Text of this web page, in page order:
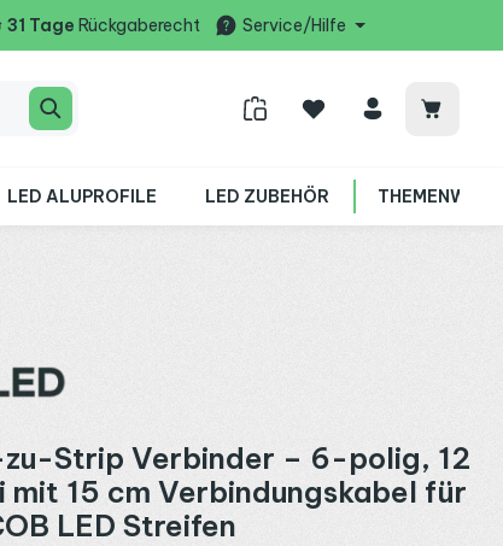
31 Tage Rückgaberecht Service/Hilfe
LED ALUPROFILE LED ZUBEHÖR
Strip Verbinder – 6-polig, 12
mit 15 cm Verbindungskabel für
LED Streifen